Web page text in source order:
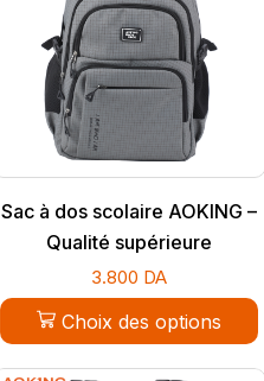
Sac à dos scolaire AOKING –
Qualité supérieure
3.800 DA
Choix des options